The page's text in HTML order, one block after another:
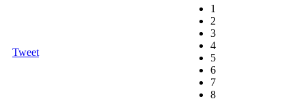
Tweet
1
2
3
4
5
6
7
8